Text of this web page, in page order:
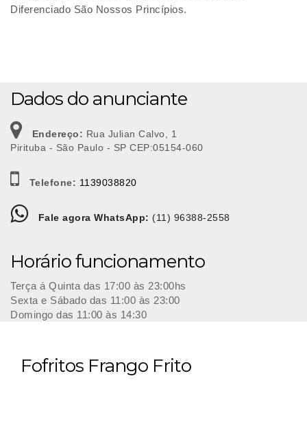
Diferenciado São Nossos Princípios.
Dados do anunciante
Endereço: Rua Julian Calvo, 1
Pirituba - São Paulo - SP CEP:05154-060
Telefone: 1139038820
Fale agora WhatsApp: (11) 96388-2558
Horário funcionamento
Terça á Quinta das 17:00 às 23:00hs
Sexta e Sábado das 11:00 às 23:00
Domingo das 11:00 às 14:30
Fofritos Frango Frito